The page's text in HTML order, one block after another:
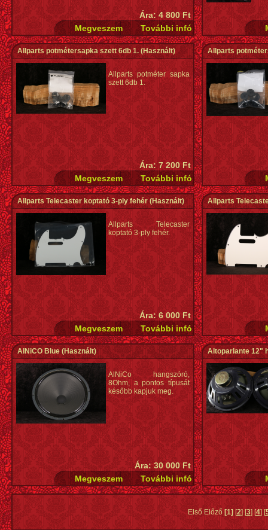
Ára: 4 800 Ft
Allparts potmétersapka szett 6db 1.(Használt)
Allparts potméter sapka
szett 6db 1.
Ára: 7 200 Ft
Allparts
Allparts Telecaster koptató 3-ply fehér(Használt)
Allparts Telecaster
koptató 3-ply fehér.
Ára: 6 000 Ft
Allparts
AlNiCO Blue(Használt)
AlNiCo hangszóró,
8Ohm, a pontos típusát
később kapjuk meg.
Ára: 30 000 Ft
Altoparlante 12"
Első Előző [1][2] [3] [4] [